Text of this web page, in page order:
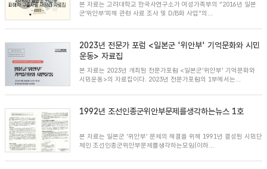
본 자료는 고려대학교 한국사연구소가 여성가족부의 “2016년 일본
군’위안부’피해 관련 사료 조사 및 D/B화 사업”의...
2023년 전문가 포럼 <일본군 '위안부' 기억문화와 시민
운동> 자료집
본 자료는 2023년 개최된 전문가포럼 <일본군'위안부' 기억문화와
시민운동>의 자료집이다. 2023년 전문가포럼의 1부에서는...
1992년 조선인종군위안부문제를생각하는뉴스 1호
본 자료는 일본군 '위안부' 문제의 해결을 위해 1991년 결성된 시민단
체인 조선인종군위안부문제를생각하는모임(이하...